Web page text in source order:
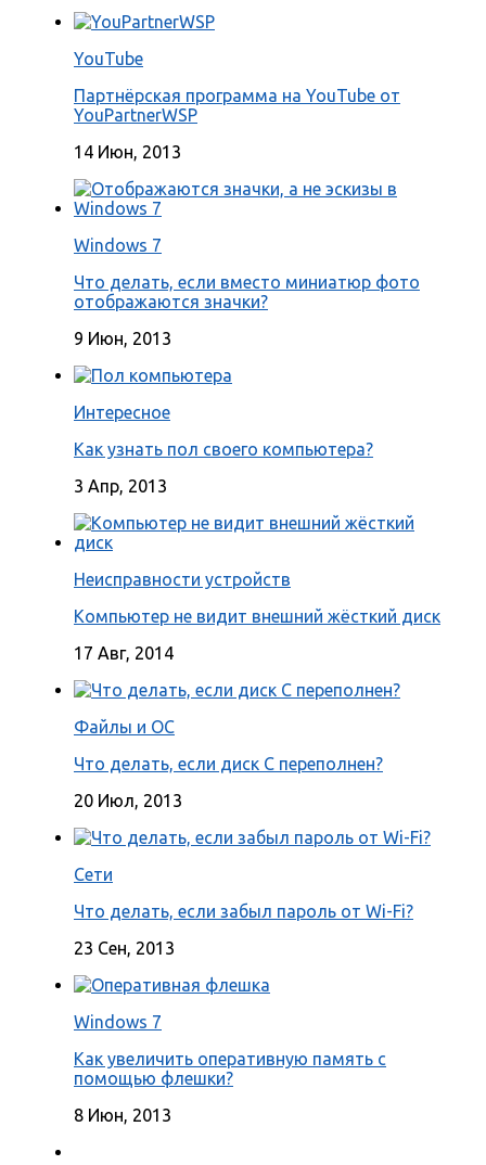
YouTube
Партнёрская программа на YouTube от
YouPartnerWSP
14 Июн, 2013
Windows 7
Что делать, если вместо миниатюр фото
отображаются значки?
9 Июн, 2013
Интересное
Как узнать пол своего компьютера?
3 Апр, 2013
Неисправности устройств
Компьютер не видит внешний жёсткий диск
17 Авг, 2014
Файлы и ОС
Что делать, если диск С переполнен?
20 Июл, 2013
Сети
Что делать, если забыл пароль от Wi-Fi?
23 Сен, 2013
Windows 7
Как увеличить оперативную память с
помощью флешки?
8 Июн, 2013